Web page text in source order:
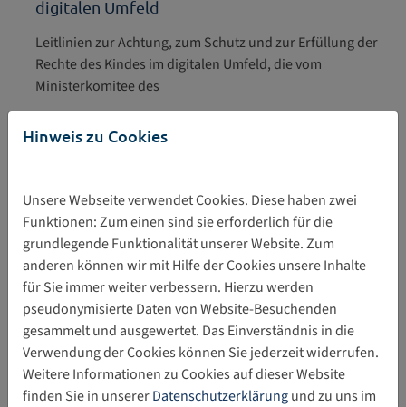
digitalen Umfeld
Leitlinien zur Achtung, zum Schutz und zur Erfüllung der
Rechte des Kindes im digitalen Umfeld, die vom
Ministerkomitee des
Zweck der Leitlinien ist es, Staaten und andere relevante
bei ihren Bemühungen zu unterstützen, einen
umfassenden, strategischen Ansatz für die oft komplexe
Welt des digitalen Umfeldes zu entwickeln.
26.09.2018
Hinweis zu Cookies
Unsere Webseite verwendet Cookies. Diese haben zwei
Funktionen: Zum einen sind sie erforderlich für die
grundlegende Funktionalität unserer Website. Zum
anderen können wir mit Hilfe der Cookies unsere Inhalte
für Sie immer weiter verbessern. Hierzu werden
pseudonymisierte Daten von Website-Besuchenden
gesammelt und ausgewertet. Das Einverständnis in die
Verwendung der Cookies können Sie jederzeit widerrufen.
Weitere Informationen zu Cookies auf dieser Website
finden Sie in unsererDatenschutzerklärungund zu uns im